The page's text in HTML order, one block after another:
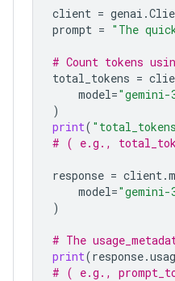
client = genai .
prompt = "The
# Count tokens
total_tokens =
model=
)
print(
# ( e.g.,
response = client.
model=
)
# The
print(response.
# ( e.g.,